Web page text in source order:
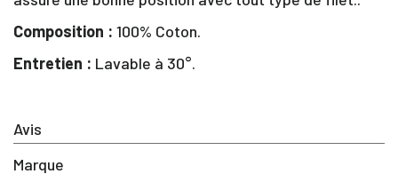
Avis
Marque
Composition : 100% Coton.
Entretien : Lavable à 30°.
×
Vous devez être connecté pour enregistrer des
produits dans votre liste d'envie